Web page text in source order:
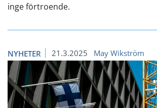
inge förtroende.
NYHETER 21.3.2025 May Wikström